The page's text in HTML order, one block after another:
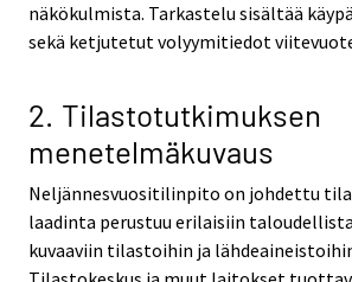
näkökulmista. Tarkastelu sisältää
sekä ketjutetut volyymitiedot
2. Tilastotutkimuksen
menetelmäkuvaus
Neljännesvuositilinpito on johdettu
laadinta perustuu erilaisiin
kuvaaviin tilastoihin ja